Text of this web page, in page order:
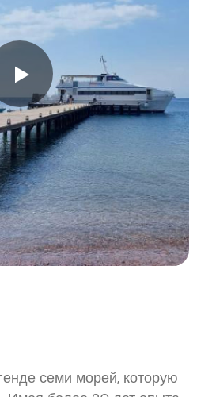
семи морей, которую